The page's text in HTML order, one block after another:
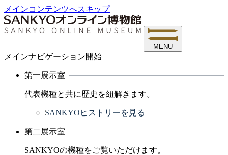
メインコンテンツへスキップ
MENU
メインナビゲーション開始
第一展示室
代表機種と共に歴史を紐解きます。
SANKYOヒストリーを見る
第二展示室
SANKYOの機種をご覧いただけます。